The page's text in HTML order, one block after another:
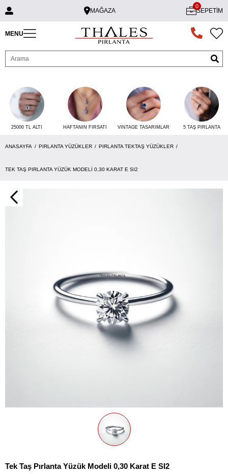
MAĞAZA SEPETIM
0
MENU
25000 TL ALTI HAFTANIN FIRSATI VINTAGE TASARIMLAR 5 TAŞ PIRLANTA
ANASAYFA PIRLANTA YÜZÜKLER PIRLANTA TEKTAŞ YÜZÜKLER
TEK TAŞ PIRLANTA YÜZÜK MODELI 0,30 KARAT E SI2
Tek Taş Pırlanta Yüzük Modeli 0,30 Karat E SI2